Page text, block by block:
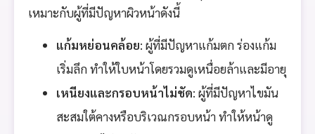
เหมาะกับผู้ที่มีปัญหาผิวหน้าดังนี้
แก้มหย่อนคล้อย: ผู้ที่มีปัญหาแก้มตก ร่องแก้ม
เริ่มลึก ทำให้ใบหน้าโดยรวมดูเหนื่อยล้าและมีอายุ
เหนียงและกรอบหน้าไม่ชัด: ผู้ที่มีปัญหาไขมัน
สะสมใต้คางหรือบริเวณกรอบหน้า ทำให้หน้าดู